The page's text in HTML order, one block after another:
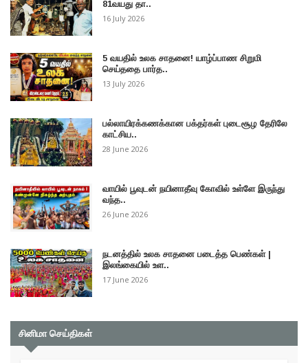
81வயது தா..
16 July 2026
5 வயதில் உலக சாதனை! யாழ்ப்பாண சிறுமி
செய்ததை பார்த..
13 July 2026
பல்லாயிரக்கணக்கான பக்தர்கள் புடைசூழ தேரிலே
காட்சிய..
28 June 2026
வாயில் பூவுடன் நயினாதீவு கோவில் உள்ளே இருந்து
வந்த..
26 June 2026
நடனத்தில் உலக சாதனை படைத்த பெண்கள் |
இலங்கையில் உள..
17 June 2026
சினிமா செய்திகள்